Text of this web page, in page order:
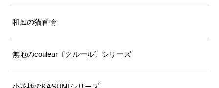
和風の猫首輪
無地のcouleur〔クルール〕シリーズ
小花柄のKASUMIシリーズ